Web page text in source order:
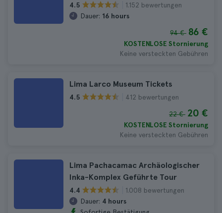
4.5
1.152 bewertungen
Dauer: 16 hours
94 € 86 €
KOSTENLOSE Stornierung
Keine versteckten Gebühren
Lima Larco Museum Tickets
4.5 412 bewertungen
22 € 20 €
KOSTENLOSE Stornierung
Keine versteckten Gebühren
Lima Pachacamac Archäologischer
Inka-Komplex Geführte Tour
4.4
1.008 bewertungen
Dauer: 4 hours